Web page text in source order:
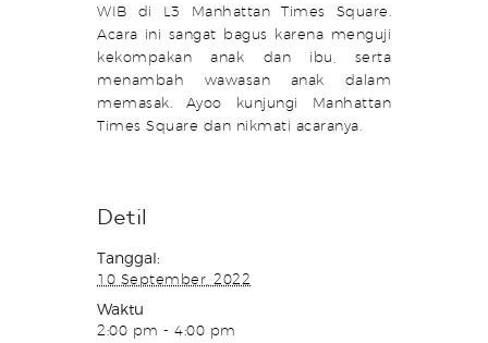
WIB di L3 Manhattan Times Square.
Acara ini sangat bagus karena menguji
kekompakan anak dan ibu, serta
menambah wawasan anak dalam
memasak. Ayoo kunjungi Manhattan
Times Square dan nikmati acaranya.
Detil
Tanggal:
10 September, 2022
Waktu
2:00 pm - 4:00 pm